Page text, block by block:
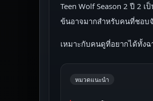
Teen Wolf Season 2 ปี 2
ข้นอาจมากสำหรับคนที่ชอบ
เหมาะกับคนดูที่อยากได้ทั้ง
หมวดแนะนำ